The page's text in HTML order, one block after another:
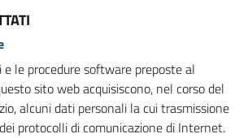
le procedure software preposte al
sito web acquisiscono, nel corso del
alcuni dati personali la cui trasmissione
protocolli di comunicazione di Internet.